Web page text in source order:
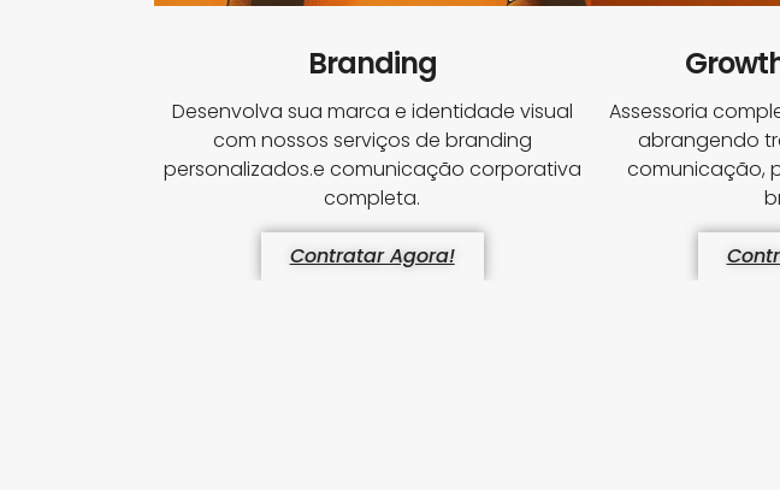
Branding
Desenvolva sua marca e identidade visual
com nossos serviços de branding
personalizados.e comunicação corporativa
completa.
Contratar Agora!
Assessoria
abrangendo
comunicação,